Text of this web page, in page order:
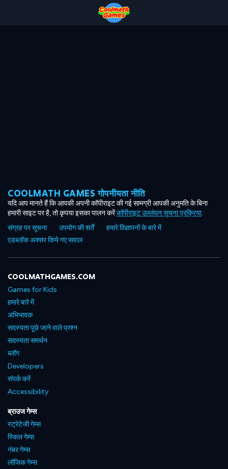
COOLMATH GAMES गोपनीयता नीति
यदि आप मानते हैं कि आपकी अपनी कॉपीराइट की गई सामग्री आपकी अनुमति के बिना
हमारी साइट पर है, तो कृपया इसका पालन करेंकॉपीराइट उल्लंघन सूचना प्रक्रिया.
संग्रह पर सूचना
उपयोग की शर्तें
हमारे विज्ञापनों के बारे में
एडब्लॉक अक्सर किये गए सवाल
COOLMATHGAMES.COM
Games for Kids
हमारे बारे में
अभिभावक
सदस्यता पूछे जाने वाले प्रश्न
सदस्यता समर्थन
ब्लॉग
Developers
संपर्क करें
Accessibility
ब्राउज गेम्स
स्ट्रेटेजी गेम्स
स्किल गेम्स
नंबर गेम्स
लॉजिक गेम्स